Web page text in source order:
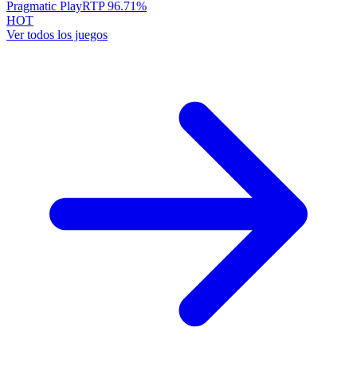
Pragmatic PlayRTP96.71%
HOT
Ver todos los juegos